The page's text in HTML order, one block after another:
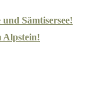
Sämtisersee!
Alpstein!